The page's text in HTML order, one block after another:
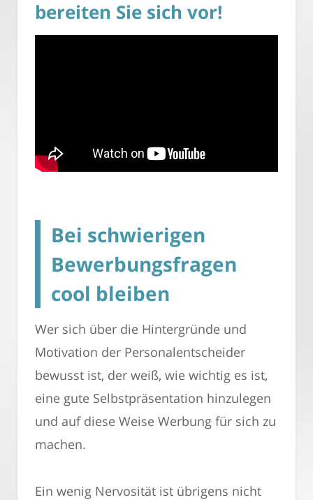
bereiten Sie sich vor!
Bei schwierigen
Bewerbungsfragen
cool bleiben
Wer sich über die Hintergründe und
Motivation der Personalentscheider
bewusst ist, der weiß, wie wichtig es ist,
eine gute Selbstpräsentation hinzulegen
und auf diese Weise Werbung für sich zu
machen.
Ein wenig Nervosität ist übrigens nicht